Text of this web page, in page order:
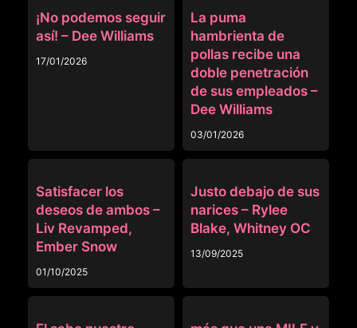
¡No podemos seguir
así! – Dee Williams
17/01/2026
La puma
hambrienta de
pollas recibe una
doble penetración
de sus empleados –
Dee Williams
03/01/2026
Satisfacer los
deseos de ambos –
Liv Revamped,
Ember Snow
01/10/2025
Justo debajo de sus
narices – Rylee
Blake, Whitney OC
13/09/2025